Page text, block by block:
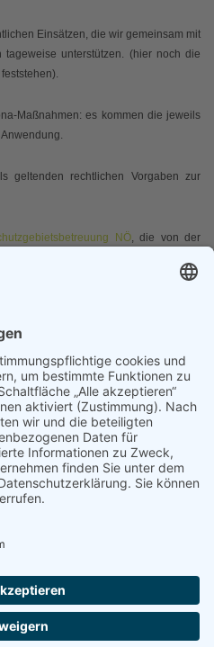
Einsätzen, die wir gemeinsam mit
unterstützen. (hier noch die
Maßnahmen: es kommen die jeweils
geltenden rechtlichen Vorgaben zur
NÖ, die von der